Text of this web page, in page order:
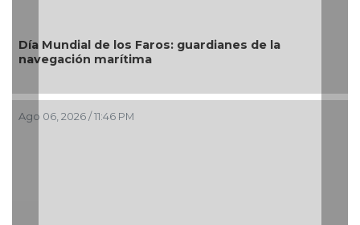
Día Mundial de los Faros: guardianes de la
navegación marítima
Ago 06, 2026 / 11:46 PM